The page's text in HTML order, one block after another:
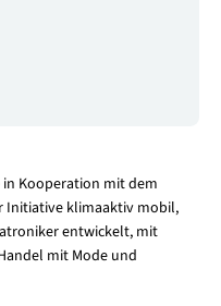
Kooperation mit dem
Initiative klimaaktiv mobil,
entwickelt, mit
mit Mode und